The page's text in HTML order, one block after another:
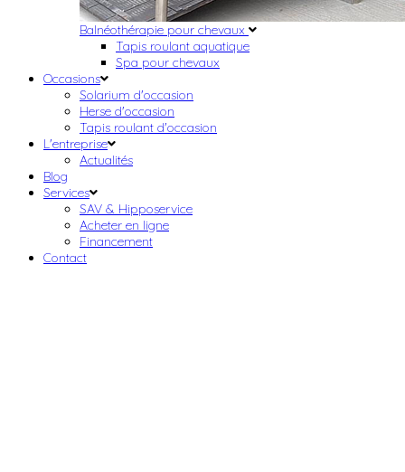
Balnéothérapie pour chevaux
Tapis roulant aquatique
Spa pour chevaux
Occasions
Solarium d'occasion
Herse d'occasion
Tapis roulant d'occasion
L'entreprise
Actualités
Blog
Services
SAV & Hipposervice
Acheter en ligne
Financement
Contact